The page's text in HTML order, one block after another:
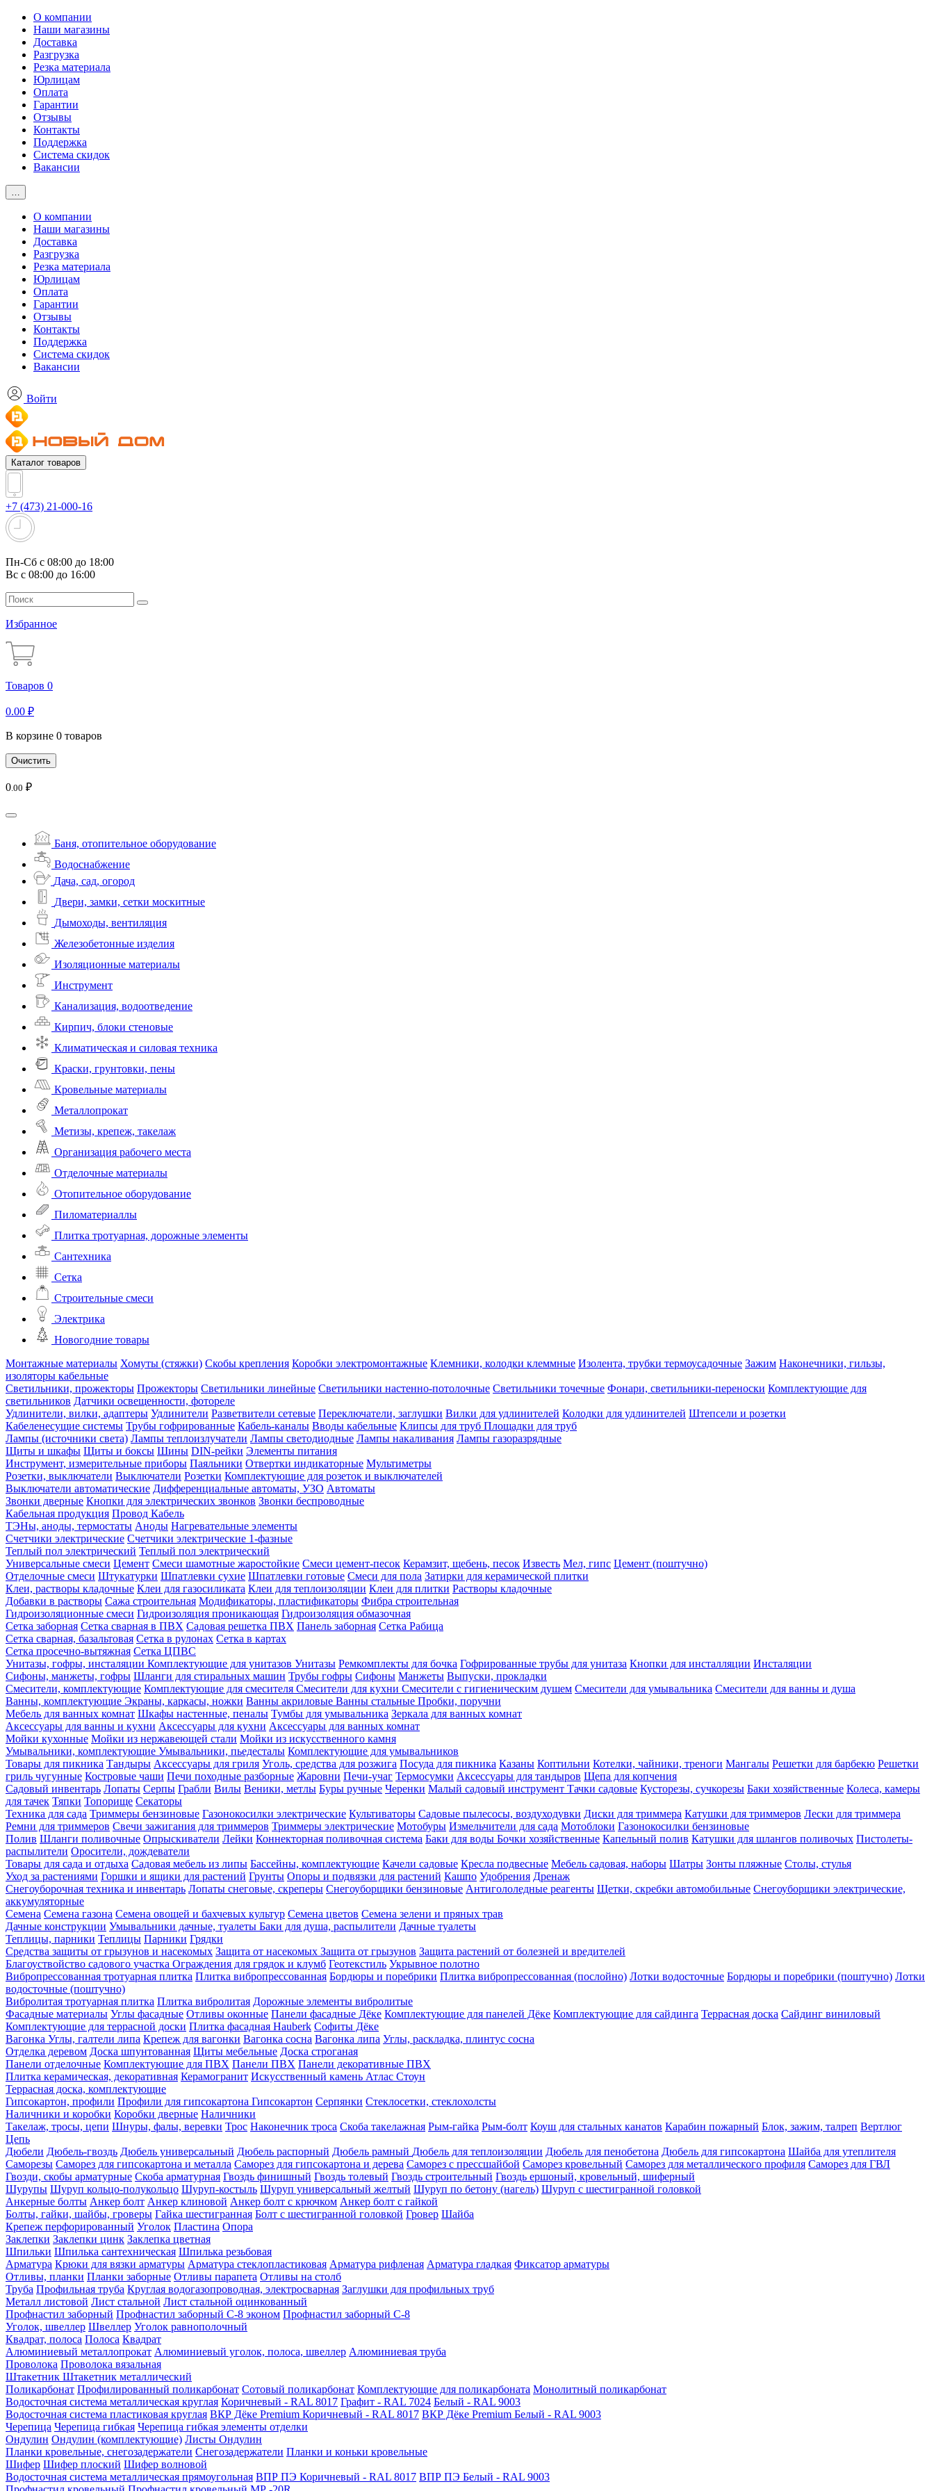
О компании
Наши магазины
Доставка
Разгрузка
Резка материала
Юрлицам
Оплата
Гарантии
Отзывы
Контакты
Поддержка
Система скидок
Вакансии
…
О компании
Наши магазины
Доставка
Разгрузка
Резка материала
Юрлицам
Оплата
Гарантии
Отзывы
Контакты
Поддержка
Система скидок
Вакансии
Войти
Каталог товаров
+7 (473) 21-000-16
Пн-Сб с 08:00 до 18:00
Вс с 08:00 до 16:00
Избранное
Товаров 0
0.00 ₽
В корзине 0 товаров
Очистить
0 .00 ₽
Баня, отопительное оборудование
Водоснабжение
Дача, сад, огород
Двери, замки, сетки москитные
Дымоходы, вентиляция
Железобетонные изделия
Изоляционные материалы
Инструмент
Канализация, водоотведение
Кирпич, блоки стеновые
Климатическая и силовая техника
Краски, грунтовки, пены
Кровельные материалы
Металлопрокат
Метизы, крепеж, такелаж
Организация рабочего места
Отделочные материалы
Отопительное оборудование
Пиломатериаллы
Плитка тротуарная, дорожные элементы
Сантехника
Сетка
Строительные смеси
Электрика
Новогодние товары
Монтажные материалы Хомуты (стяжки) Скобы крепления Коробки электромонтажные Клемники, колодки клеммные Изолента, трубки термоусадочные Зажим Наконечники, гильзы,
изоляторы кабельные
Светильники, прожекторы Прожекторы Светильники линейные Светильники настенно-потолочные Светильники точечные Фонари, светильники-переноски Комплектующие для
светильников Датчики освещенности, фотореле
Удлинители, вилки, адаптеры Удлинители Разветвители сетевые Переключатели, заглушки Вилки для удлинителей Колодки для удлинителей Штепсели и розетки
Кабеленесущие системы Трубы гофрированные Кабель-каналы Вводы кабельные Клипсы для труб Площадки для труб
Лампы (источники света) Лампы теплоизлучатели Лампы светодиодные Лампы накаливания Лампы газоразрядные
Щиты и шкафы Щиты и боксы Шины DIN-рейки Элементы питания
Инструмент, измерительные приборы Паяльники Отвертки индикаторные Мультиметры
Розетки, выключатели Выключатели Розетки Комплектующие для розеток и выключателей
Выключатели автоматические Дифференциальные автоматы, УЗО Автоматы
Звонки дверные Кнопки для электрических звонков Звонки беспроводные
Кабельная продукция Провод Кабель
ТЭНы, аноды, термостаты Аноды Нагревательные элементы
Счетчики электрические Счетчики электрические 1-фазные
Теплый пол электрический Теплый пол электрический
Универсальные смеси Цемент Смеси шамотные жаростойкие Смеси цемент-песок Керамзит, щебень, песок Известь Мел, гипс Цемент (поштучно)
Отделочные смеси Штукатурки Шпатлевки сухие Шпатлевки готовые Смеси для пола Затирки для керамической плитки
Клеи, растворы кладочные Клеи для газосиликата Клеи для теплоизоляции Клеи для плитки Растворы кладочные
Добавки в растворы Сажа строительная Модификаторы, пластификаторы Фибра строительная
Гидроизоляционные смеси Гидроизоляция проникающая Гидроизоляция обмазочная
Сетка заборная Сетка сварная в ПВХ Садовая решетка ПВХ Панель заборная Сетка Рабица
Сетка сварная, базальтовая Сетка в рулонах Сетка в картах
Сетка просечно-вытяжная Сетка ЦПВС
Унитазы, гофры, инсталяции Комплектующие для унитазов Унитазы Ремкомплекты для бочка Гофрированные трубы для унитаза Кнопки для инсталляции Инсталяции
Сифоны, манжеты, гофры Шланги для стиральных машин Трубы гофры Сифоны Манжеты Выпуски, прокладки
Смесители, комплектующие Комплектующие для смесителя Смесители для кухни Смесители с гигиеническим душем Смесители для умывальника Смесители для ванны и душа
Ванны, комплектующие Экраны, каркасы, ножки Ванны акриловые Ванны стальные Пробки, поручни
Мебель для ванных комнат Шкафы настенные, пеналы Тумбы для умывальника Зеркала для ванных комнат
Аксессуары для ванны и кухни Аксессуары для кухни Аксессуары для ванных комнат
Мойки кухонные Мойки из нержавеющей стали Мойки из искусственного камня
Умывальники, комплектующие Умывальники, пьедесталы Комплектующие для умывальников
Товары для пикника Тандыры Аксессуары для гриля Уголь, средства для розжига Посуда для пикника Казаны Коптильни Котелки, чайники, треноги Мангалы Решетки для барбекю Решетки
гриль чугунные Костровые чаши Печи походные разборные Жаровни Печи-учаг Термосумки Аксессуары для тандыров Щепа для копчения
Садовый инвентарь Лопаты Серпы Грабли Вилы Веники, метлы Буры ручные Черенки Малый садовый инструмент Тачки садовые Кусторезы, сучкорезы Баки хозяйственные Колеса, камеры
для тачек Тяпки Топорище Секаторы
Техника для сада Триммеры бензиновые Газонокосилки электрические Культиваторы Садовые пылесосы, воздуходувки Диски для триммера Катушки для триммеров Лески для триммера
Ремни для триммеров Свечи зажигания для триммеров Триммеры электрические Мотобуры Измельчители для сада Мотоблоки Газонокосилки бензиновые
Полив Шланги поливочные Опрыскиватели Лейки Коннекторная поливочная система Баки для воды Бочки хозяйственные Капельный полив Катушки для шлангов поливочых Пистолеты-
распылители Оросители, дождеватели
Товары для сада и отдыха Садовая мебель из липы Бассейны, комплектующие Качели садовые Кресла подвесные Мебель садовая, наборы Шатры Зонты пляжные Столы, стулья
Уход за растениями Горшки и ящики для растений Грунты Опоры и подвязки для растений Кашпо Удобрения Дренаж
Снегоуборочная техника и инвентарь Лопаты снеговые, скреперы Снегоуборщики бензиновые Антигололедные реагенты Щетки, скребки автомобильные Снегоуборщики электрические,
аккумуляторные
Семена Семена газона Семена овощей и бахчевых культур Семена цветов Семена зелени и пряных трав
Дачные конструкции Умывальники дачные, туалеты Баки для душа, распылители Дачные туалеты
Теплицы, парники Теплицы Парники Грядки
Средства защиты от грызунов и насекомых Защита от насекомых Защита от грызунов Защита растений от болезней и вредителей
Благоуствойство садового участка Ограждения для грядок и клумб Геотекстиль Укрывное полотно
Вибропрессованная тротуарная плитка Плитка вибропрессованная Бордюры и поребрики Плитка вибропрессованная (послойно) Лотки водосточные Бордюры и поребрики (поштучно) Лотки
водосточные (поштучно)
Вибролитая тротуарная плитка Плитка вибролитая Дорожные элементы вибролитые
Фасадные материалы Углы фасадные Отливы оконные Панели фасадные Дёке Комплектующие для панелей Дёке Комплектующие для сайдинга Террасная доска Сайдинг виниловый
Комплектующие для террасной доски Плитка фасадная Hauberk Софиты Дёке
Вагонка Углы, галтели липа Крепеж для вагонки Вагонка сосна Вагонка липа Углы, раскладка, плинтус сосна
Отделка деревом Доска шпунтованная Щиты мебельные Доска строганая
Панели отделочные Комплектующие для ПВХ Панели ПВХ Панели декоративные ПВХ
Плитка керамическая, декоративная Керамогранит Искусственный камень Атлас Стоун
Террасная доска, комплектующие
Гипсокартон, профили Профили для гипсокартона Гипсокартон Серпянки Стеклосетки, стеклохолсты
Наличники и коробки Коробки дверные Наличники
Такелаж, тросы, цепи Шнуры, фалы, веревки Трос Наконечник троса Скоба такелажная Рым-гайка Рым-болт Коуш для стальных канатов Карабин пожарный Блок, зажим, талреп Вертлюг
Цепь
Дюбели Дюбель-гвоздь Дюбель универсальный Дюбель распорный Дюбель рамный Дюбель для теплоизоляции Дюбель для пенобетона Дюбель для гипсокартона Шайба для утеплителя
Саморезы Саморез для гипсокартона и металла Саморез для гипсокартона и дерева Саморез с прессшайбой Саморез кровельный Саморез для металлического профиля Саморез для ГВЛ
Гвозди, скобы арматурные Скоба арматурная Гвоздь финишный Гвоздь толевый Гвоздь строительный Гвоздь ершоный, кровельный, шиферный
Шурупы Шуруп кольцо-полукольцо Шуруп-костыль Шуруп универсальный желтый Шуруп по бетону (нагель) Шуруп с шестигранной головкой
Анкерные болты Анкер болт Анкер клиновой Анкер болт с крючком Анкер болт с гайкой
Болты, гайки, шайбы, гроверы Гайка шестигранная Болт c шестигранной головкой Гровер Шайба
Крепеж перфорированный Уголок Пластина Опора
Заклепки Заклепки цинк Заклепка цветная
Шпильки Шпилька сантехническая Шпилька резьбовая
Арматура Крюки для вязки арматуры Арматура стеклопластиковая Арматура рифленая Арматура гладкая Фиксатор арматуры
Отливы, планки Планки заборные Отливы парапета Отливы на столб
Труба Профильная труба Круглая водогазопроводная, электросварная Заглушки для профильных труб
Металл листовой Лист стальной Лист стальной оцинкованный
Профнастил заборный Профнастил заборный С-8 эконом Профнастил заборный С-8
Уголок, швеллер Швеллер Уголок равнополочный
Квадрат, полоса Полоса Квадрат
Алюминиевый металлопрокат Алюминиевый уголок, полоса, швеллер Алюминиевая труба
Проволока Проволока вязальная
Штакетник Штакетник металлический
Поликарбонат Профилированный поликарбонат Сотовый поликарбонат Комплектующие для поликарбоната Монолитный поликарбонат
Водосточная система металлическая круглая Коричневый - RAL 8017 Графит - RAL 7024 Белый - RAL 9003
Водосточная система пластиковая круглая ВКР Дёке Premium Коричневый - RAL 8017 ВКР Дёке Premium Белый - RAL 9003
Черепица Черепица гибкая Черепица гибкая элементы отделки
Ондулин Ондулин (комплектующие) Листы Ондулин
Планки кровельные, снегозадержатели Снегозадержатели Планки и коньки кровельные
Шифер Шифер плоский Шифер волновой
Водосточная система металлическая прямоугольная ВПР ПЭ Коричневый - RAL 8017 ВПР ПЭ Белый - RAL 9003